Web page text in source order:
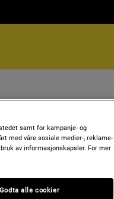
samt for kampanje- og
med våre sosiale medier-, reklame-
av informasjonskapsler. For mer
Godta alle cookier